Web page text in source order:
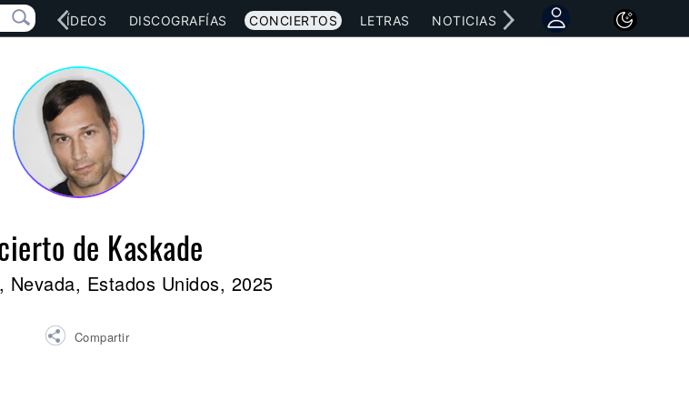
VÍDEOS DISCOGRAFÍAS CONCIERTOS LETRAS NOTICIAS
de Kaskade
Nevada, Estados Unidos, 2025
Compartir